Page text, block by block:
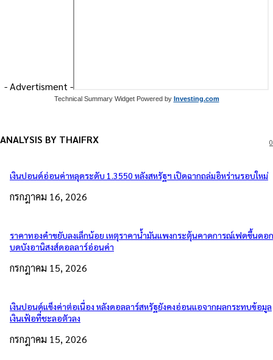
- Advertisment -
Technical Summary Widget Powered by Investing.com
0
ANALYSIS BY THAIFRX
เงินปอนด์อ่อนค่าหลุดระดับ 1.3550 หลังสหรัฐฯ เปิดฉากถล่มอิหร่านรอบใหม่
กรกฎาคม 16, 2026
ราคาทองคำขยับลงเล็กน้อย เหตุราคาน้ำมันแพงกระตุ้นคาดการณ์เฟดขึ้นดอ
บดบังอานิสงส์ดอลลาร์อ่อนค่า
กรกฎาคม 15, 2026
เงินปอนด์แข็งค่าต่อเนื่อง หลังดอลลาร์สหรัฐยังคงอ่อนแอจากผลกระทบข้อมูล
เงินเฟ้อที่ชะลอตัวลง
กรกฎาคม 15, 2026